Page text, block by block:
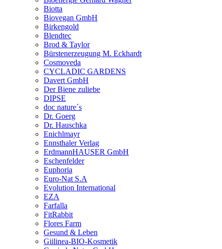
Biotta
Biovegan GmbH
Birkengold
Blendtec
Brod & Taylor
Bürstenerzeugung M. Eckhardt
Cosmoveda
CYCLADIC GARDENS
Davert GmbH
Der Biene zuliebe
DIPSE
doc nature´s
Dr. Goerg
Dr. Hauschka
Enichlmayr
Ennsthaler Verlag
ErdmannHAUSER GmbH
Eschenfelder
Euphoria
Euro-Nat S.A
Evolution International
EZA
Farfalla
FitRabbit
Flores Farm
Gesund & Leben
Giilinea-BIO-Kosmetik